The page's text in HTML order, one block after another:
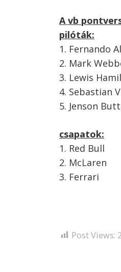
A vb
pilóták:
1.
2. Mark
3.
4.
5.
csapatok:
1. Red
2.
3. Ferrari
Post Views: